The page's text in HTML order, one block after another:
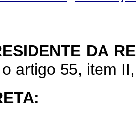
DA
artigo 55, item